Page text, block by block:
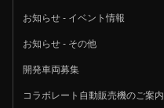
お知らせ - イベント情報
お知らせ - その他
開発車両募集
コラボレート自動販売機のご案内